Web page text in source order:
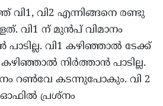
വി2 എന്നിങ്ങനെ രണ്ടു
വി1 ന് മുൻപ് വിമാനം
വി1 കഴിഞ്ഞാൽ ടേക്ക്
നിർത്താൻ പാടില്ല.
റൺവേ കടന്നുപോകും. വി 2
പ്രശ്‌നം